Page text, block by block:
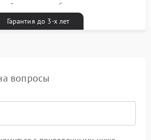
талоном бесплатно
Гарантия до 3-х лет
вопросы